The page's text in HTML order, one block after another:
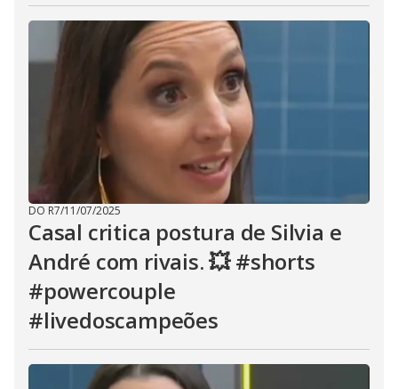
DO R7/11/07/2025
Casal critica postura de Silvia e
André com rivais. 💥 #shorts
#powercouple
#livedoscampeões